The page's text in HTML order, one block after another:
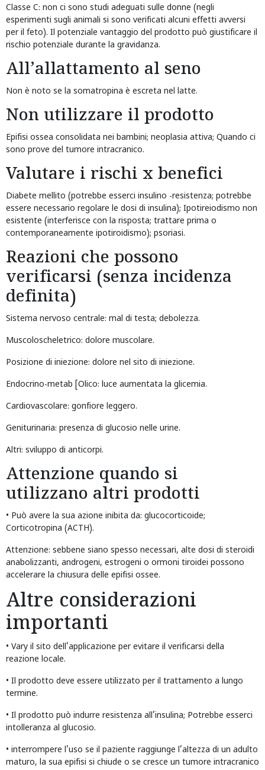
Classe C: non ci sono studi adeguati sulle donne (negli
esperimenti sugli animali si sono verificati alcuni effetti avversi
per il feto). Il potenziale vantaggio del prodotto può giustificare il
rischio potenziale durante la gravidanza.
All’allattamento al seno
Non è noto se la somatropina è escreta nel latte.
Non utilizzare il prodotto
Epifisi ossea consolidata nei bambini; neoplasia attiva; Quando ci
sono prove del tumore intracranico.
Valutare i rischi x benefici
Diabete mellito (potrebbe esserci insulino -resistenza; potrebbe
essere necessario regolare le dosi di insulina); Ipotireiodismo non
esistente (interferisce con la risposta; trattare prima o
contemporaneamente ipotiroidismo); psoriasi.
Reazioni che possono
verificarsi (senza incidenza
definita)
Sistema nervoso centrale: mal di testa; debolezza.
Muscoloscheletrico: dolore muscolare.
Posizione di iniezione: dolore nel sito di iniezione.
Endocrino-metab [Olico: luce aumentata la glicemia.
Cardiovascolare: gonfiore leggero.
Geniturinaria: presenza di glucosio nelle urine.
Altri: sviluppo di anticorpi.
Attenzione quando si
utilizzano altri prodotti
• Può avere la sua azione inibita da: glucocorticoide;
Corticotropina (ACTH).
Attenzione: sebbene siano spesso necessari, alte dosi di steroidi
anabolizzanti, androgeni, estrogeni o ormoni tiroidei possono
accelerare la chiusura delle epifisi ossee.
Altre considerazioni
importanti
• Vary il sito dell’applicazione per evitare il verificarsi della
reazione locale.
• Il prodotto deve essere utilizzato per il trattamento a lungo
termine.
• Il prodotto può indurre resistenza all’insulina; Potrebbe esserci
intolleranza al glucosio.
• interrompere l’uso se il paziente raggiunge l’altezza di un adulto
maturo, la sua epifisi si chiude o se cresce un tumore intracranico